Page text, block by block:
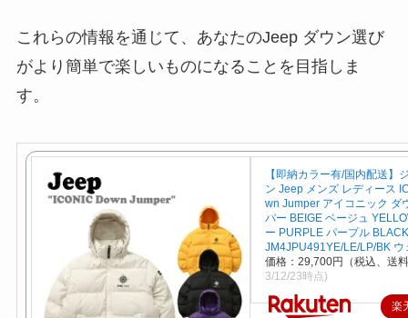
これらの情報を通じて、あなたのJeep ダウン選び
がより簡単で楽しいものになることを目指しま
す。
【即納カラー有/国内配送】
ン Jeep メンズ レディース
wn Jumper アイコニック ダ
パー BEIGE ベージュ
ー PURPLE パープル
JM4JPU491YE/LE/LP/BK ウ
価格：29,700円（税込、送
3/12/23時点)
楽